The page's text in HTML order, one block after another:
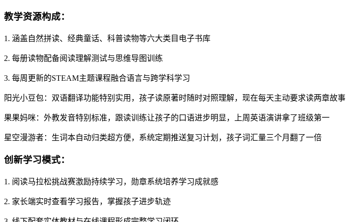
教学资源构成：
1. 涵盖自然拼读、经典童话、科普读物等六大类目电子书库
2. 每册读物配备阅读理解测试与思维导图训练
3. 每周更新的STEAM主题课程融合语言与跨学科学习
阳光小豆包：双语翻译功能特别实用，孩子读原著时随时对照理解，现在每天主动要求读两章故事
果果妈咪：外教发音特别标准，跟读训练让孩子的口语进步明显，上周英语演讲拿了班级第一
星空漫游者：生词本自动归类超方便，系统定期推送复习计划，孩子词汇量三个月翻了一倍
创新学习模式：
1. 阅读马拉松挑战赛激励持续学习，勋章系统培养学习成就感
2. 家长端实时查看学习报告，掌握孩子进步轨迹